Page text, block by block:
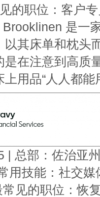
的职位：客户
是一
以其床单和枕头
是在注意到高质
用品“人人都能
| 总部：佐治亚
用技能：社交
见的职位：恢